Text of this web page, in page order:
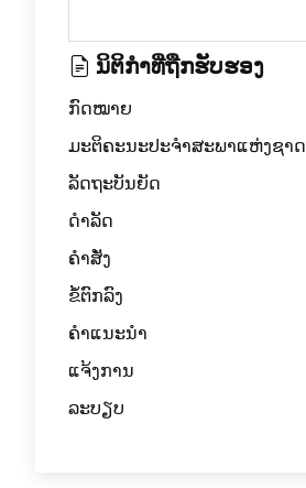
ນິຕິກໍາທີ່ຖືກຮັບຮອງ
ກົດໝາຍ
ມະຕິຄະນະປະຈຳສະພາແຫ່ງຊາດ
ລັດຖະບັນຍັດ
ດໍາລັດ
ຄຳສັ່ງ
ຂໍ້ຕົກລົງ
ຄໍາແນະນໍາ
ແຈ້ງການ
ລະບຽບ